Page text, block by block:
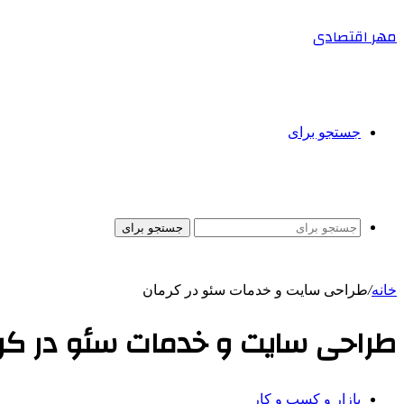
مهر اقتصادی
جستجو برای
جستجو برای
خانه/طراحی سایت و خدمات سئو در کرمان
طراحی سایت و خدمات سئو در
بازار و کسب و کار